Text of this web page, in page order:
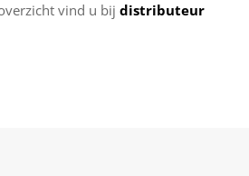
vind u bij distributeur